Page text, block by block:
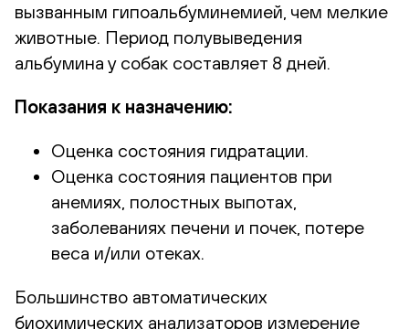
вызванным гипоальбуминемией, чем мелкие
животные. Период полувыведения
альбумина у собак составляет 8 дней.
Показания к назначению:
Оценка состояния гидратации.
Оценка состояния пациентов при
анемиях, полостных выпотах,
заболеваниях печени и почек, потере
веса и/или отеках.
Большинство автоматических
биохимических анализаторов измерение